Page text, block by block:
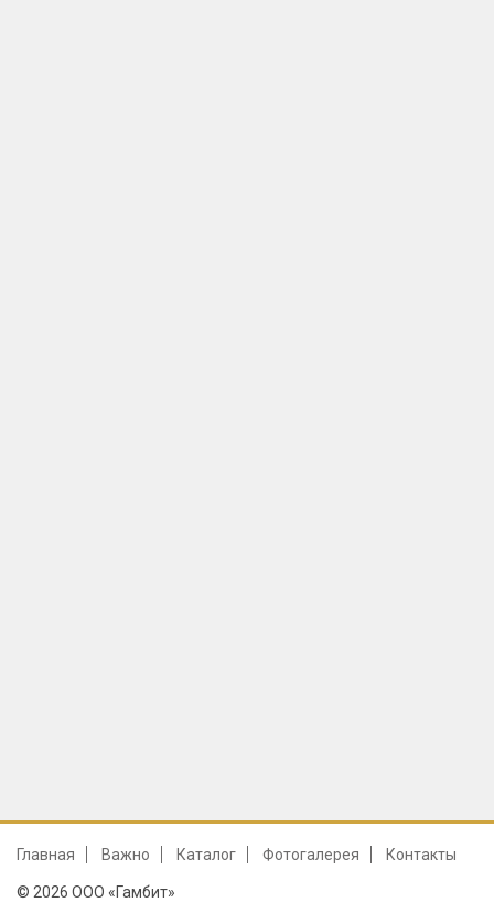
Главная Важно Каталог Фотогалерея Контакты
© 2026 ООО «Гамбит»